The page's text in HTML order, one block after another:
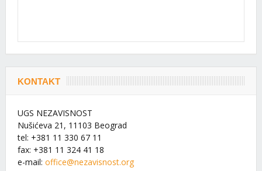
KONTAKT
UGS NEZAVISNOST
Nušićeva 21, 11103 Beograd
tel: +381 11 330 67 11
fax: +381 11 324 41 18
e-mail: office@nezavisnost.org